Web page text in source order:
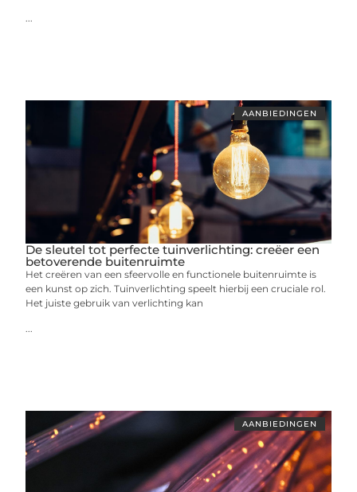
AANBIEDINGEN
De sleutel tot perfecte tuinverlichting: creëer een
betoverende buitenruimte
Het creëren van een sfeervolle en functionele buitenruimte is
een kunst op zich. Tuinverlichting speelt hierbij een cruciale rol.
Het juiste gebruik van verlichting kan
AANBIEDINGEN